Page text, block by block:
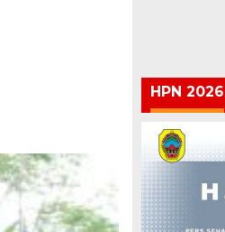
HPN 2026